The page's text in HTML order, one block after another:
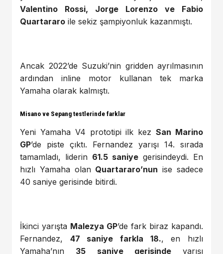
Valentino Rossi, Jorge Lorenzo ve Fabio
Quartararo ile sekiz şampiyonluk kazanmıştı.
Ancak 2022’de Suzuki’nin gridden ayrılmasının
ardından inline motor kullanan tek marka
Yamaha olarak kalmıştı.
Misano ve Sepang testlerinde farklar
Yeni Yamaha V4 prototipi ilk kezSan Marino
GP’de piste çıktı. Fernandez yarışı 14. sırada
tamamladı, liderin 61.5 saniye gerisindeydi. En
hızlı Yamaha olan Quartararo’nun ise sadece
40 saniye gerisinde bitirdi.
İkinci yarışta Malezya GP’de fark biraz kapandı.
Fernandez, 47 saniye farkla 18., en hızlı
Yamaha’nın 35 saniye gerisindeyarışı